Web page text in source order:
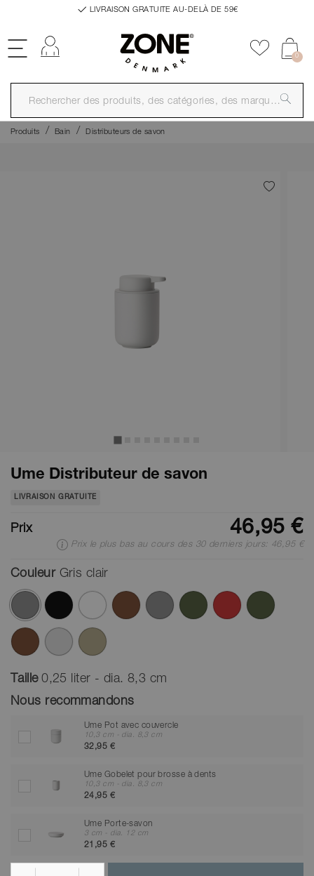
LIVRAISON GRATUITE AU-DELÀ DE 59€
Se connecter Ajouter
0
Produits Bain Distributeurs de savon
Ume Distributeur de savon
LIVRAISON GRATUITE
Prix 46,95 €
Prix le plus bas au cours des 30 derniers jours: 46,95 €
Couleur Gris clair
ont été sélectionnés
Taille 0,25 liter - dia. 8,3 cm
Nous recommandons
Ume Pot avec couvercle
10,3 cm - dia. 8,3 cm
32,95 €
Ume Gobelet pour brosse à dents
10,3 cm - dia. 8,3 cm
24,95 €
Ume Porte-savon
3 cm - dia. 12 cm
21,95 €